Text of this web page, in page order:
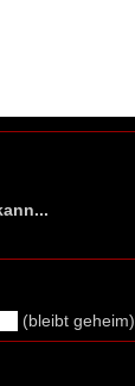
(bleibt geheim)